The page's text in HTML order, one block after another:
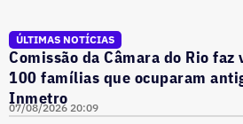
ÚLTIMAS NOTÍCIAS
Comissão da Câmara do Rio
100 famílias que ocuparam
Inmetro
07/08/2026 20:09